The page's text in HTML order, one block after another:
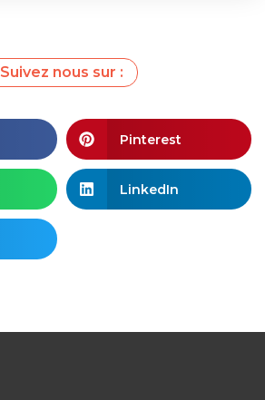
Suivez nous sur :
Pinterest
LinkedIn